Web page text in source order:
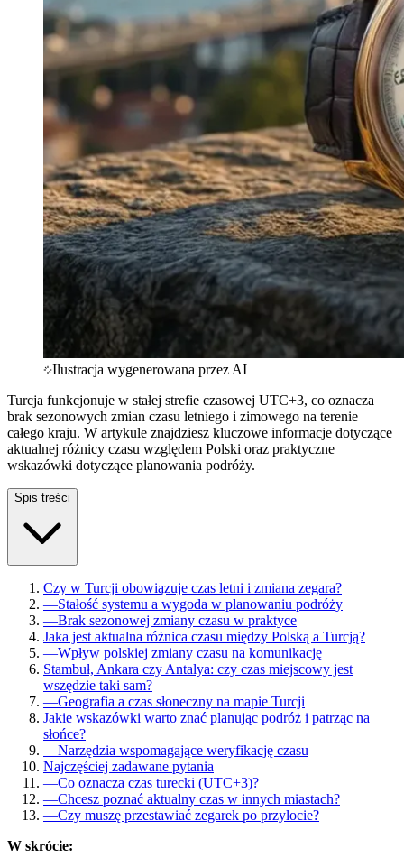
Ilustracja wygenerowana przez AI
Turcja funkcjonuje w stałej strefie czasowej UTC+3, co oznacza
brak sezonowych zmian czasu letniego i zimowego na terenie
całego kraju. W artykule znajdziesz kluczowe informacje dotyczące
aktualnej różnicy czasu względem Polski oraz praktyczne
wskazówki dotyczące planowania podróży.
Spis treści
Czy w Turcji obowiązuje czas letni i zmiana zegara?
—Stałość systemu a wygoda w planowaniu podróży
—Brak sezonowej zmiany czasu w praktyce
Jaka jest aktualna różnica czasu między Polską a Turcją?
—Wpływ polskiej zmiany czasu na komunikację
Stambuł, Ankara czy Antalya: czy czas miejscowy jest
wszędzie taki sam?
—Geografia a czas słoneczny na mapie Turcji
Jakie wskazówki warto znać planując podróż i patrząc na
słońce?
—Narzędzia wspomagające weryfikację czasu
Najczęściej zadawane pytania
—Co oznacza czas turecki (UTC+3)?
—Chcesz poznać aktualny czas w innych miastach?
—Czy muszę przestawiać zegarek po przylocie?
W skrócie: